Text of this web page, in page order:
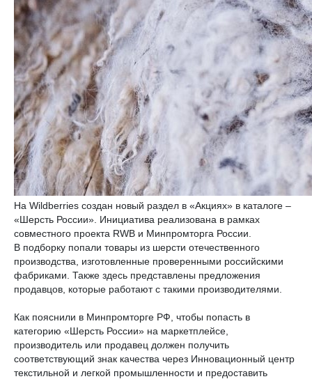
На Wildberries создан новый раздел в «Акциях» в каталоге –
«Шерсть России». Инициатива реализована в рамках
совместного проекта RWB и Минпромторга России.
В подборку попали товары из шерсти отечественного
производства, изготовленные проверенными российскими
фабриками. Также здесь представлены предложения
продавцов, которые работают с такими производителями.
Как пояснили в Минпромторге РФ, чтобы попасть в
категорию «Шерсть России» на маркетплейсе,
производитель или продавец должен получить
соответствующий знак качества через Инновационный центр
текстильной и легкой промышленности и предоставить